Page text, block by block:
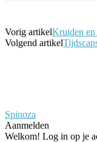
Vorig artikelKruiden en
Volgend artikel
Spinoza
Aanmelden
Welkom! Log in op je